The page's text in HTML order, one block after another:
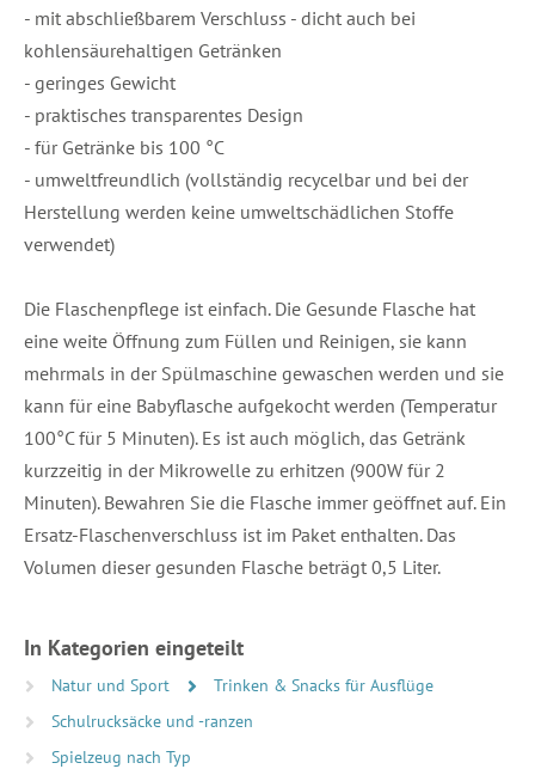
- mit abschließbarem Verschluss - dicht auch bei
kohlensäurehaltigen Getränken
- geringes Gewicht
- praktisches transparentes Design
- für Getränke bis 100 °C
- umweltfreundlich (vollständig recycelbar und bei der
Herstellung werden keine umweltschädlichen Stoffe
verwendet)
Die Flaschenpflege ist einfach. Die Gesunde Flasche hat
eine weite Öffnung zum Füllen und Reinigen, sie kann
mehrmals in der Spülmaschine gewaschen werden und sie
kann für eine Babyflasche aufgekocht werden (Temperatur
100°C für 5 Minuten). Es ist auch möglich, das Getränk
kurzzeitig in der Mikrowelle zu erhitzen (900W für 2
Minuten). Bewahren Sie die Flasche immer geöffnet auf. Ein
Ersatz-Flaschenverschluss ist im Paket enthalten. Das
Volumen dieser gesunden Flasche beträgt 0,5 Liter.
In Kategorien eingeteilt
Natur und Sport
Trinken & Snacks für Ausflüge
Schulrucksäcke und -ranzen
Spielzeug nach Typ